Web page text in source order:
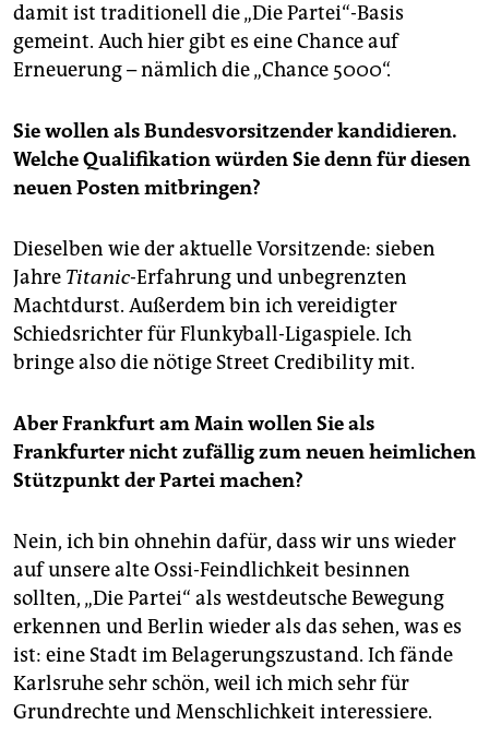
damit ist traditionell die „Die Partei“-Basis
gemeint. Auch hier gibt es eine Chance auf
Erneuerung – nämlich die „Chance 5000“.
Sie wollen als Bundesvorsitzender kandidieren.
Welche Qualifikation würden Sie denn für diesen
neuen Posten mitbringen?
Dieselben wie der aktuelle Vorsitzende: sieben
Jahre Titanic-Erfahrung und unbegrenzten
Machtdurst. Außerdem bin ich vereidigter
Schiedsrichter für Flunkyball-Ligaspiele. Ich
bringe also die nötige Street Credibility mit.
Aber Frankfurt am Main wollen Sie als
Frankfurter nicht ­zufällig zum neuen heim­lichen
Stützpunkt der Partei machen?
Nein, ich bin ohnehin dafür, dass wir uns wieder
auf unsere alte Ossi-Feindlichkeit besinnen
sollten, „Die Partei“ als westdeutsche Bewegung
erkennen und Berlin wieder als das sehen, was es
ist: eine Stadt im Belagerungszustand. Ich fände
Karlsruhe sehr schön, weil ich mich sehr für
Grundrechte und Menschlichkeit interessiere.